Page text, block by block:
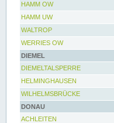
HAMM OW
HAMM UW
WALTROP
WERRIES OW
DIEMEL
DIEMELTALSPERRE
HELMINGHAUSEN
WILHELMSBRÜCKE
DONAU
ACHLEITEN